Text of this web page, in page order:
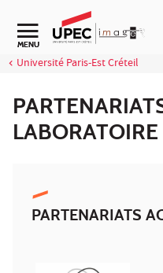
Aller au contenu
Navigation secondaire
MENU
Université Paris-Est Créteil
LABORATOIRE
PARTENARIATS